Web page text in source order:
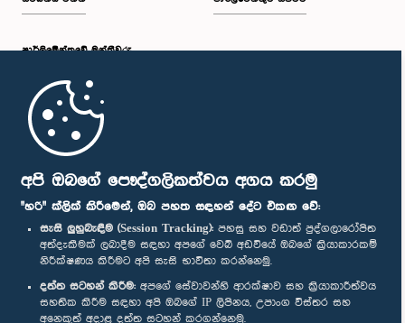
අපි ඔබගේ පෞද්ගලිකත්වය අගය කරමු
"හරි" ක්ලික් කිරීමෙන්, ඔබ පහත සඳහන් දේට එකඟ වේ:
සැසි ලුහුබැඳීම (Session Tracking): පහසු සහ වඩාත් පුද්ගලාරෝපිත
අත්දැකීමක් ලබාදීම සඳහා අපගේ වෙබ් අඩවියේ ඔබගේ ක්‍රියාකාරකම්
නිරීක්ෂණය කිරීමට අපි සැසි භාවිතා කරන්නෙමු.
දත්ත සටහන් කිරීම: අපගේ සේවාවන්හි ආරක්ෂාව සහ ක්‍රියාකාරීත්වය
සහතික කිරීම සඳහා අපි ඔබගේ IP ලිපිනය, උපාංග විස්තර සහ
අනෙකුත් අදාළ දත්ත සටහන් කරගන්නෙමු.
පාර්ලි‌මේන්තුවේ මන්ත්‍රීවරු
මුල් පිටුව
පාර්ලිමේන්තු ජංගම යෙදුම
අප හා සම්බන්ධ වී සිටින්න :